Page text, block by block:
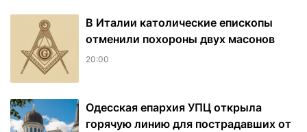
В Италии католические епископы
отменили похороны двух масонов
20:00
Одесская епархия УПЦ открыла
горячую линию для пострадавших от